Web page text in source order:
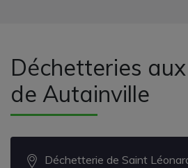
Déchetteries
de Autainville
Déchetterie de Saint